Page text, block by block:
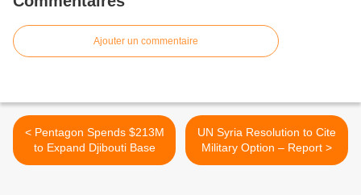
Ajouter un commentaire
< Pentagon Spends $213M
to Expand Djibouti Base
UN Syria Resolution to Cite
Military Option – Report >